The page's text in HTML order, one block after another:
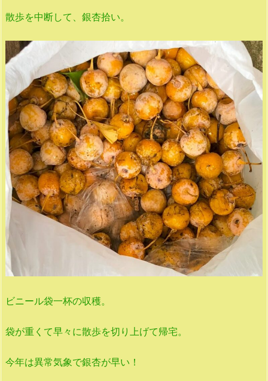
散歩を中断して、銀杏拾い。
ビニール袋一杯の収穫。
袋が重くて早々に散歩を切り上げて帰宅。
今年は異常気象で銀杏が早い！